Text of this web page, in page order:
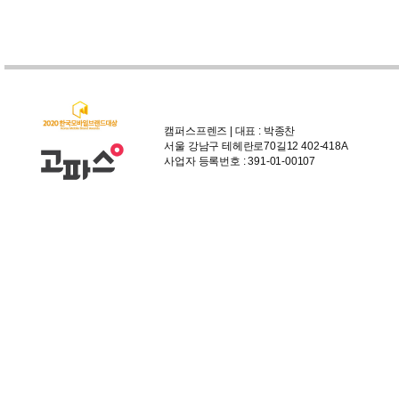
캠퍼스프렌즈 | 대표 : 박종찬
서울 강남구 테헤란로70길12 402-418A
사업자 등록번호 : 391-01-00107